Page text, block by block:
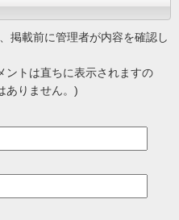
掲載前に管理者が内容を確認し
ントは直ちに表示されますの
ありません。)